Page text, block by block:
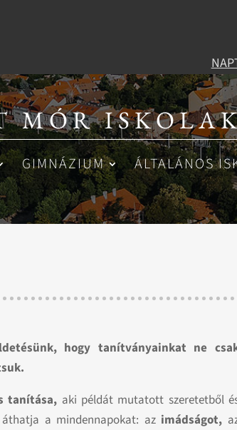
MÓR
GIMNÁZIUM ÁLTALÁNOS
hogy tanítványainkat ne
tanítása, aki példát mutatott szeretetből
a mindennapokat: az imádságot,